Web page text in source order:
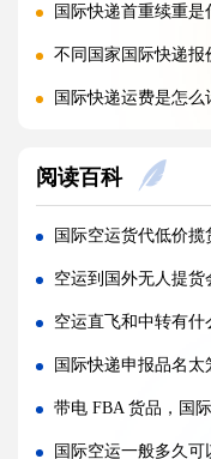
国际快递首重续重是什
不同国家国际快递报价
国际快递运费是怎么计算
什么是国际快递，和国际
亚马逊 FBA 空运头程，选
实木包装走国际空运，
空运货物被扣，最快多
国际空运税费由谁承担，
多家货代空运报价差异大
怎样打包货物，能减少
阅读百科
国际空运货代低价揽货后期
空运到国外无人提货
空运直飞和中转有什么
国际快递申报品名太笼统导致扣
带电 FBA 货品，国际快递外
国际空运一般多久可